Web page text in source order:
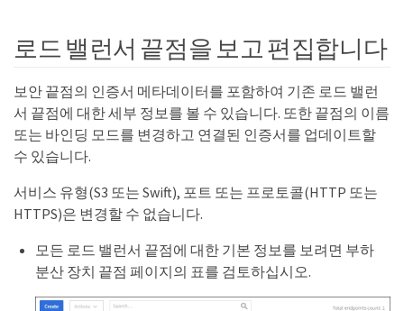
로드 밸런서 끝점을 보고 편집합니다
보안 끝점의 인증서 메타데이터를 포함하여 기존 로드 밸런
서 끝점에 대한 세부 정보를 볼 수 있습니다. 또한 끝점의 이름
또는 바인딩 모드를 변경하고 연결된 인증서를 업데이트할
수 있습니다.
서비스 유형(S3 또는 Swift), 포트 또는 프로토콜(HTTP 또는
HTTPS)은 변경할 수 없습니다.
모든 로드 밸런서 끝점에 대한 기본 정보를 보려면 부하
분산 장치 끝점 페이지의 표를 검토하십시오.